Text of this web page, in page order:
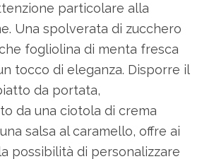
particolare alla
Una spolverata di zucchero
fogliolina di menta fresca
tocco di eleganza. Disporre il
da portata,
da una ciotola di crema
salsa al caramello, offre ai
possibilità di personalizzare